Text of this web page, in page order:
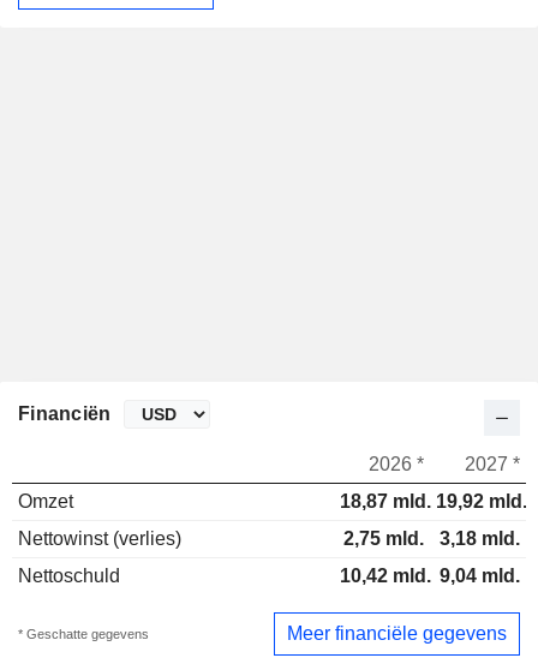
Financiën
2026 *
2027 *
Omzet
18,87 mld. 19,92 mld.
Nettowinst (verlies)
2,75 mld.
3,18 mld.
Nettoschuld
10,42 mld. 9,04 mld.
* Geschatte gegevens Meer financiële gegevens